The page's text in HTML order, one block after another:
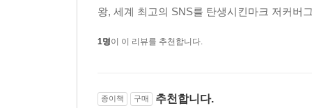
왕, 세계 최고의 SNS를 탄생시킨마크 저커버
1명이 이 리뷰를 추천합니다.
종이책 구매 추천합니다.